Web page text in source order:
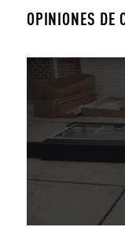
OPINIONES DE